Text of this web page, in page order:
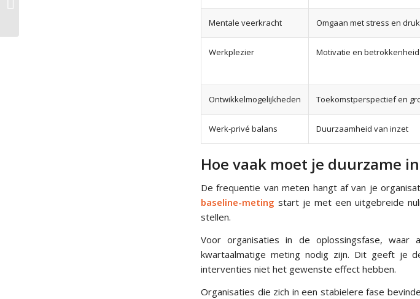
Mentale veerkracht Omgaan met stress en druk
Werkplezier Motivatie en betrokkenheid
Ontwikkelmogelijkheden Toekomstperspectief en
Werk-privé balans Duurzaamheid van inzet
Hoe vaak moet je duurzame
De frequentie van meten hangt af van je
baseline-meting start je met een uitgebreide
stellen.
Voor organisaties in de oplossingsfase, waar
kwartaalmatige meting nodig zijn. Dit geeft je
interventies niet het gewenste effect hebben.
Organisaties die zich in een stabielere fase